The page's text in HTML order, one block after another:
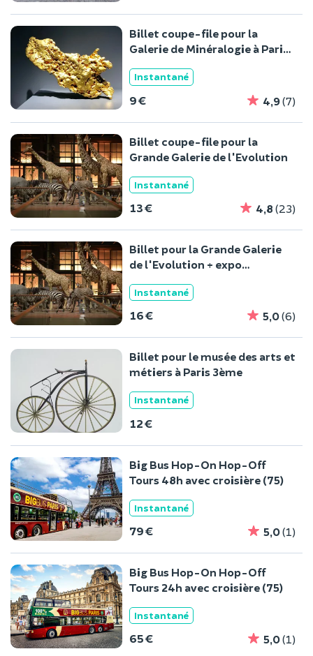
Billet coupe-file pour la
Galerie de Minéralogie à Paris
Instantané
9 € 4,9(7)
Billet coupe-file pour la
Grande Galerie de l'Evolution
Instantané
13 € 4,8 (23)
Billet pour la Grande Galerie
de l'Evolution + expo
Instantané
16 € 5,0(6)
Billet pour le musée des arts et
métiers à Paris 3ème
Instantané
12 €
Big Bus Hop-On Hop-Off
Tours 48h avec croisière (75)
Instantané
79 € 5,0(1)
Big Bus Hop-On Hop-Off
Tours 24h avec croisière (75)
Instantané
65 € 5,0(1)